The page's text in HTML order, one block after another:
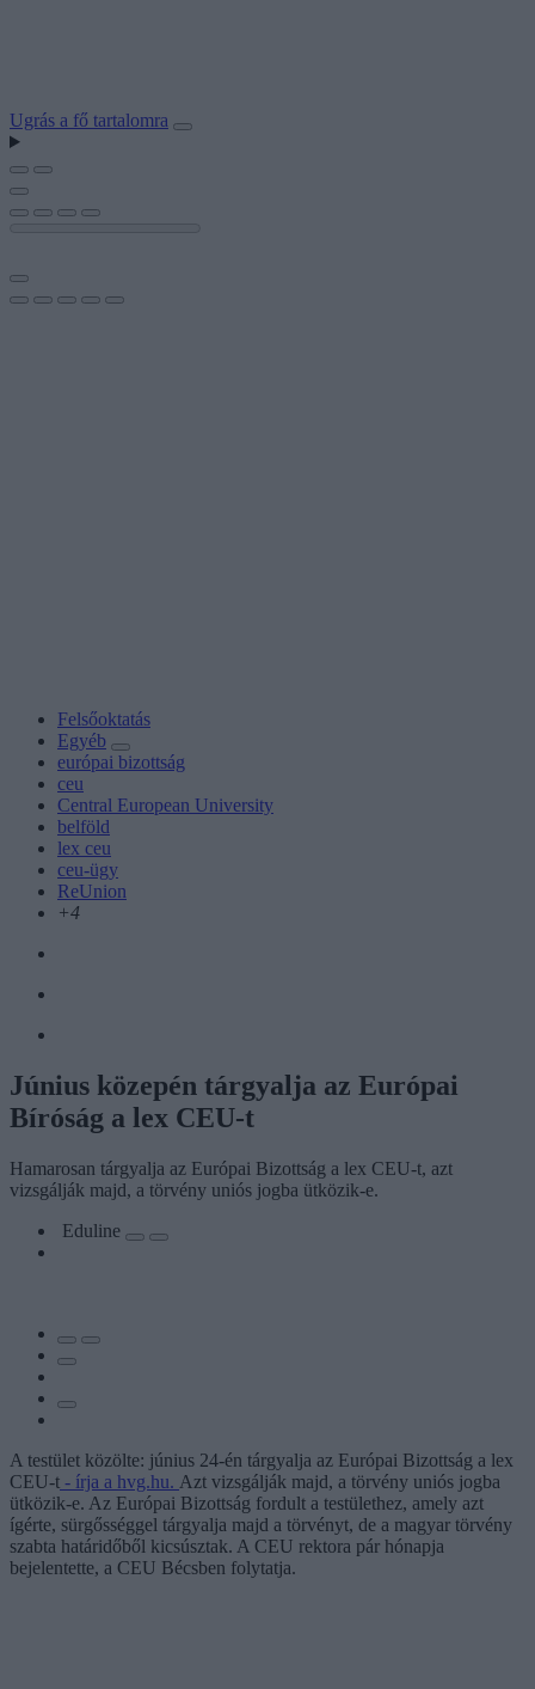
Ugrás a fő tartalomra
Felsőoktatás
Egyéb
európai bizottság
ceu
Central European University
belföld
lex ceu
ceu-ügy
ReUnion
+4
Június közepén tárgyalja az Európai
Bíróság a lex CEU-t
Hamarosan tárgyalja az Európai Bizottság a lex CEU-t, azt
vizsgálják majd, a törvény uniós jogba ütközik-e.
Eduline
A testület közölte: június 24-én tárgyalja az Európai Bizottság a lex
CEU-t - írja a hvg.hu. Azt vizsgálják majd, a törvény uniós jogba
ütközik-e. Az Európai Bizottság fordult a testülethez, amely azt
ígérte, sürgősséggel tárgyalja majd a törvényt, de a magyar törvény
szabta határidőből kicsúsztak. A CEU rektora pár hónapja
bejelentette, a CEU Bécsben folytatja.